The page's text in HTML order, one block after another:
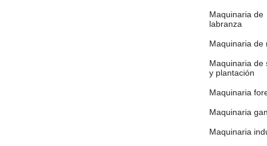
Maquinaria de
labranza
Maquinaria de
Maquinaria de
y plantación
Maquinaria
Maquinaria
Maquinaria